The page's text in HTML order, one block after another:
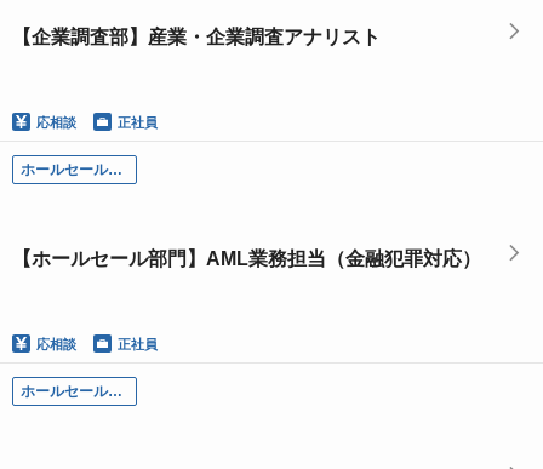
【企業調査部】産業・企業調査アナリスト
応相談 正社員
ホールセール部門
【ホールセール部門】AML業務担当（金融犯罪対応）
応相談 正社員
ホールセール部門